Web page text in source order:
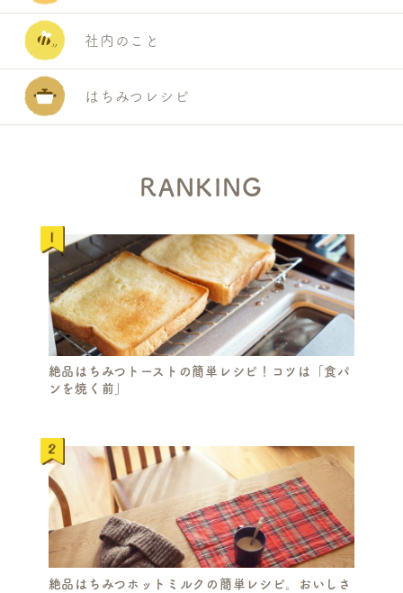
社内のこと
はちみつレシピ
RANKING
絶品はちみつトーストの簡単レシピ！コツは「食パ
ンを焼く前」
絶品はちみつホットミルクの簡単レシピ。おいしさ